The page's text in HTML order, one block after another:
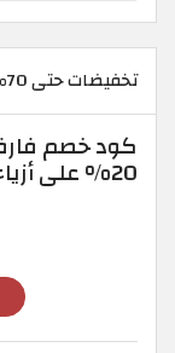
تخفيضات حتى 70% + خصم 20%
20% على أزياء الأطفال